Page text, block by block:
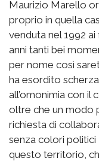
Maurizio Marello
proprio in quella
venduta nel 1992
anni tanti bei
per nome così
ha esordito
all’omonimia con il
oltre che un modo
richiesta di
senza colori politici
questo territorio,